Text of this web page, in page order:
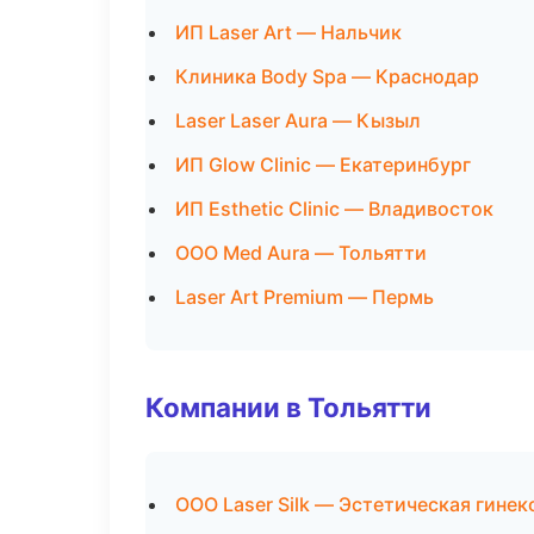
ИП Laser Art — Нальчик
Клиника Body Spa — Краснодар
Laser Laser Aura — Кызыл
ИП Glow Clinic — Екатеринбург
ИП Esthetic Clinic — Владивосток
ООО Med Aura — Тольятти
Laser Art Premium — Пермь
Компании в Тольятти
ООО Laser Silk — Эстетическая